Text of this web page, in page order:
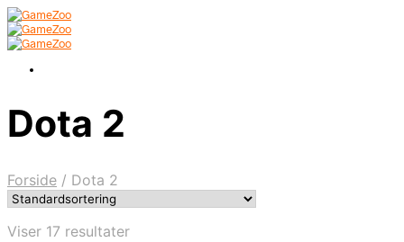
Dota 2
Forside / Dota 2
Viser 17 resultater